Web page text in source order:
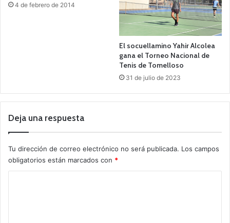
4 de febrero de 2014
El socuellamino Yahir Alcolea
gana el Torneo Nacional de
Tenis de Tomelloso
31 de julio de 2023
Deja una respuesta
Tu dirección de correo electrónico no será publicada. Los campos
obligatorios están marcados con *